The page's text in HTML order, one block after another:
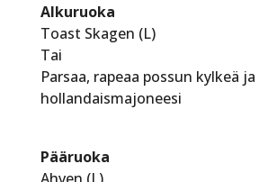
Alkuruoka
Toast Skagen (L)
Tai
Parsaa, rapeaa possun kylkeä ja
hollandaismajoneesi
Pääruoka